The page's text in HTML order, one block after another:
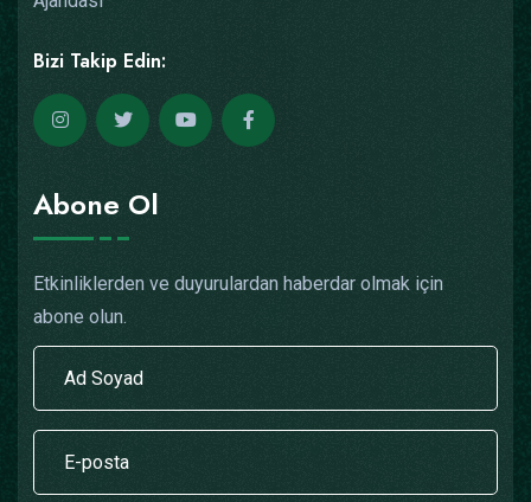
Bizi Takip Edin:
Abone Ol
Etkinliklerden ve duyurulardan haberdar olmak için
abone olun.